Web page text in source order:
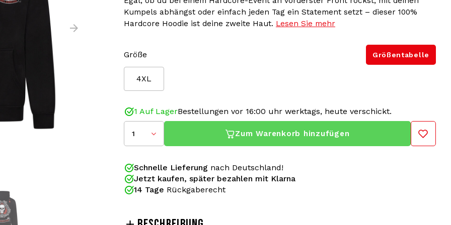
Kumpels abhängst oder einfach jeden Tag ein Statement setzt – dieser 100%
Hardcore Hoodie ist deine zweite Haut. Lesen Sie mehr
Größe Größentabelle
4XL
1 Auf LagerBestellungen vor 16:00 uhr werktags, heute verschickt.
1 Zum Warenkorb hinzufügen
Schnelle Lieferung nach Deutschland!
Jetzt kaufen, später bezahlen mit Klarna
14 Tage Rückgaberecht